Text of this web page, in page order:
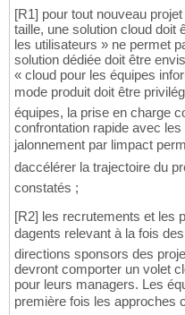
[R1] pour tout nouveau
taille, une solution cloud doit
les utilisateurs » ne permet
solution dédiée doit être
« cloud pour les équipes
mode produit doit être
équipes, la prise en charge
confrontation rapide avec
jalonnement par limpact
daccélérer la trajectoire du
constatés ;
[R2] les recrutements et les
dagents relevant à la fois
directions sponsors des
devront comporter un volet
pour leurs managers. Les
première fois les approches